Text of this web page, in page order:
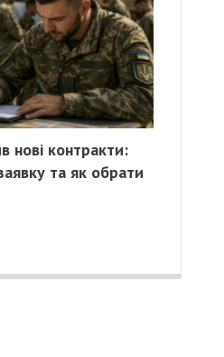
нові контракти:
та як обрати